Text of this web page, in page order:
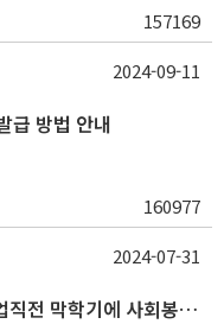
157169
급 방법 안내
160977
2024-09-11
☆ [사회봉사] '23년 신입생부터 졸업직전 막학기에 사회봉사1,2,3 수강 불가
2024-07-31